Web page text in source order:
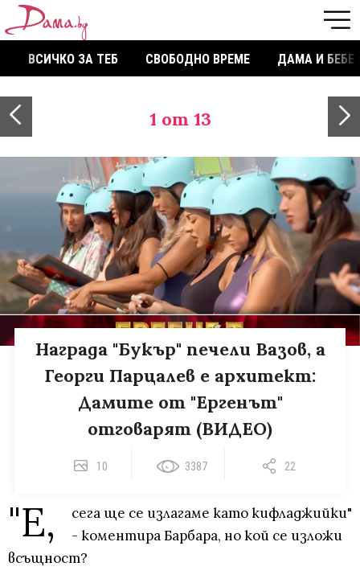
ВСИЧКО ЗА ТЕБ СВОБОДНО ВРЕМЕ ДАМА И БЕБЕ
1 от 13
Награда "Букър" печели Вазов, а
Георги Парцалев е архитект:
Дамите от "Ергенът"
отговарят (ВИДЕО)
10 3387 22
"Е,
сега ще се излагаме като кифладжийки"
- коментира Барбара, но кой се изложи
всъщност?